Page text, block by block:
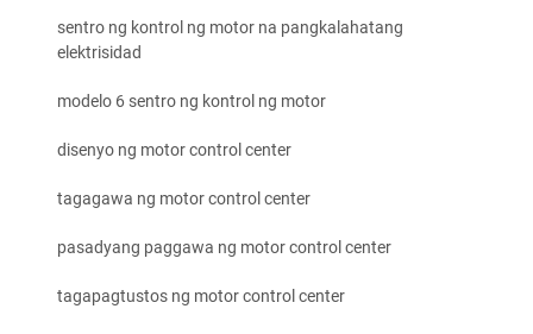
sentro ng kontrol ng motor na pangkalahatang
elektrisidad
modelo 6 sentro ng kontrol ng motor
disenyo ng motor control center
tagagawa ng motor control center
pasadyang paggawa ng motor control center
tagapagtustos ng motor control center